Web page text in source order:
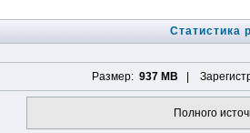
Статистика
Размер: 937 MB |
Полного